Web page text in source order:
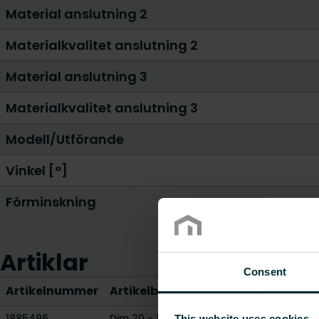
Consent
Material anslutning 2
Materialkvalitet anslutning 2
Material anslutning 3
Materialkvalitet anslutning 3
Modell/Utförande
Vinkel [°]
Förminskning
Artiklar
Artikelnummer Artikelbeskrivning Vikt [kg]